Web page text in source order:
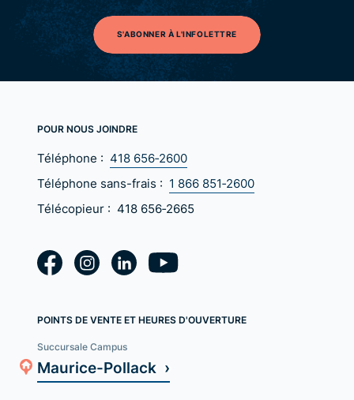
S'ABONNER À L'INFOLETTRE
POUR NOUS JOINDRE
Téléphone : 418 656‑2600
Téléphone sans-frais : 1 866 851‑2600
Télécopieur : 418 656‑2665
POINTS DE VENTE ET HEURES D'OUVERTURE
Succursale Campus
Maurice-Pollack ›